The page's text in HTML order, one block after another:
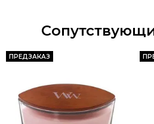
ПРЕДЗАКАЗ